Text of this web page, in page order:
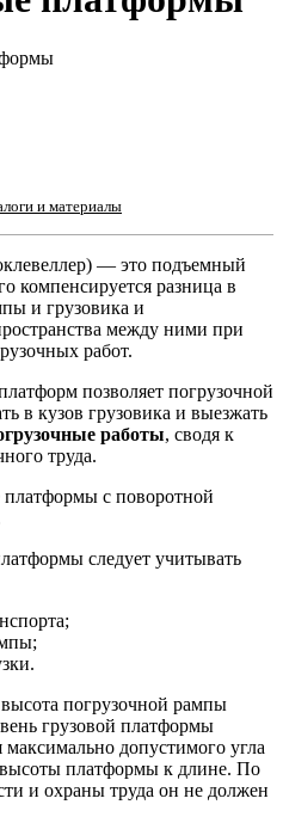
и материалы
— это подъемный
компенсируется разница в
и грузовика и
между ними при
работ.
позволяет погрузочной
в кузов грузовика и выезжать
работы, сводя к
труда.
с поворотной
следует учитывать
погрузочной рампы
грузовой платформы
допустимого угла
платформы к длине. По
и охраны труда он не должен